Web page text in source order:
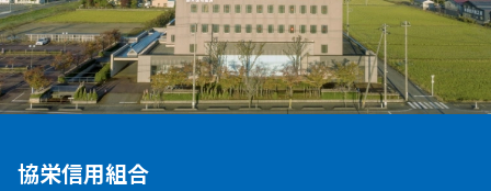
協栄信用組合